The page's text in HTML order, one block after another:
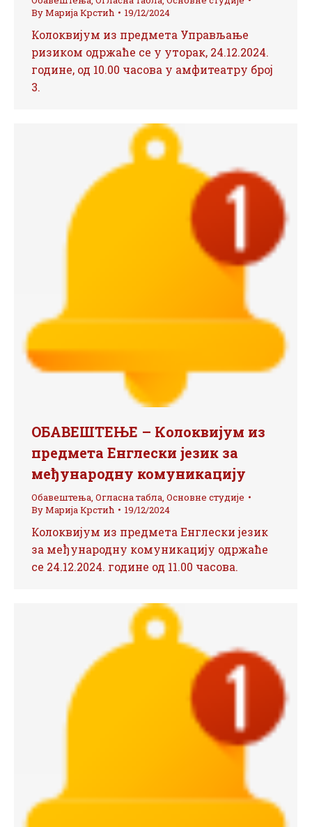
ByМарија Крстић 19/12/2024
Колоквијум из предмета Управљање
ризиком одржаће се у уторак, 24.12.2024.
године, од 10.00 часова у амфитеатру број
3.
ОБАВЕШТЕЊЕ – Колоквијум из
предмета Енглески језик за
међународну комуникацију
Обавештења, Огласна табла, Основне студије
ByМарија Крстић 19/12/2024
Колоквијум из предмета Енглески језик
за међународну комуникацију одржаће
се 24.12.2024. године од 11.00 часова.